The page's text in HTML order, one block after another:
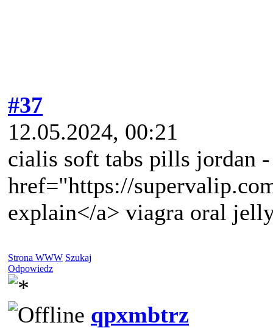
#37
12.05.2024, 00:21
cialis soft tabs pills jordan
href="https://
explain</a> viagra oral
Strona WWW Szukaj
Odpowiedz
qpxmbtrz